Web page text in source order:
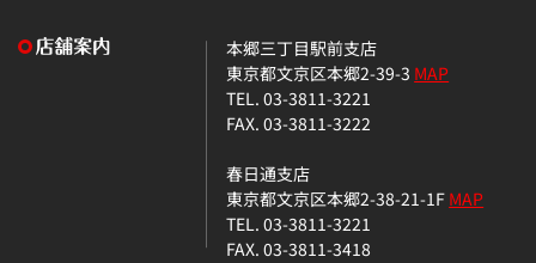
本郷三丁目駅前支店
東京都文京区本郷2-39-3 MAP
TEL. 03-3811-3221
FAX. 03-3811-3222
春日通支店
東京都文京区本郷2-38-21-1FMAP
TEL. 03-3811-3221
FAX. 03-3811-3418